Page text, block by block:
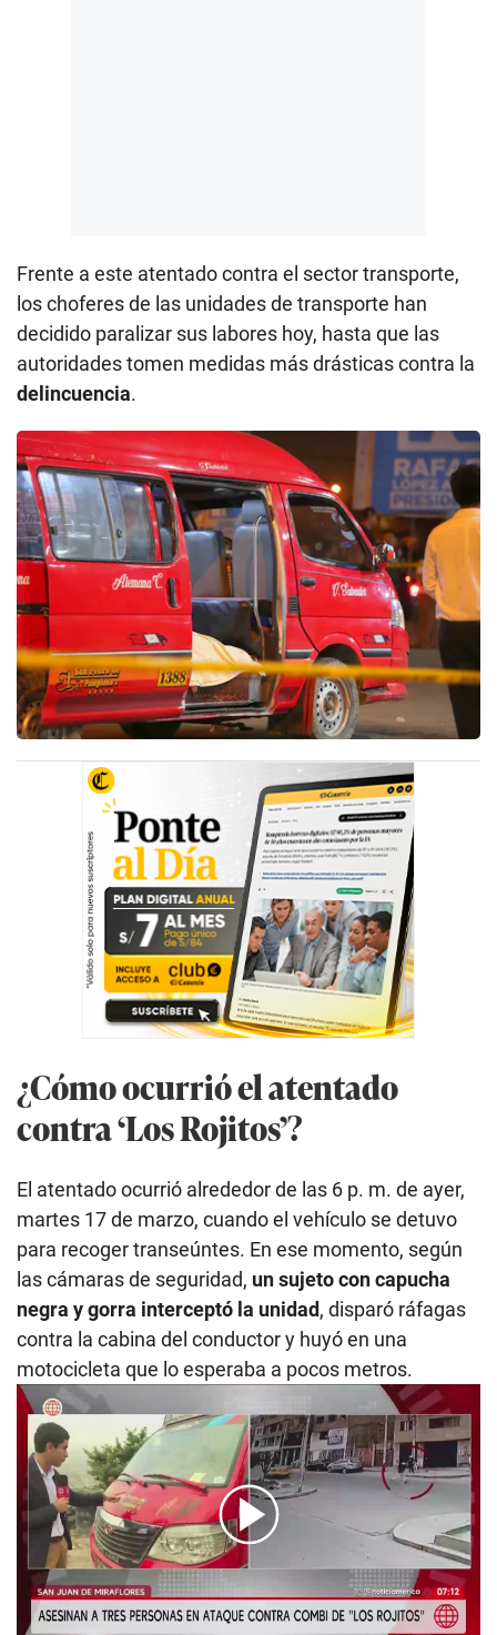
Frente a este atentado contra el sector transporte,
los choferes de las unidades de transporte han
decidido paralizar sus labores hoy, hasta que las
autoridades tomen medidas más drásticas contra la
delincuencia.
¿Cómo ocurrió el atentado
contra ‘Los Rojitos’?
El atentado ocurrió alrededor de las 6 p. m. de ayer,
martes 17 de marzo, cuando el vehículo se detuvo
para recoger transeúntes. En ese momento, según
las cámaras de seguridad, un sujeto con capucha
negra y gorra interceptó la unidad, disparó ráfagas
contra la cabina del conductor y huyó en una
motocicleta que lo esperaba a pocos metros.
00:00 /03:22